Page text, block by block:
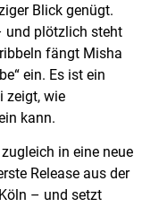
Blick genügt.
und plötzlich steht
fängt Misha
ein. Es ist ein
zeigt, wie
kann.
in eine neue
Release aus der
– und setzt